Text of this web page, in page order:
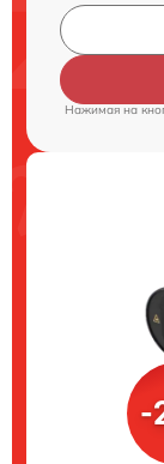
Нажимая на
-